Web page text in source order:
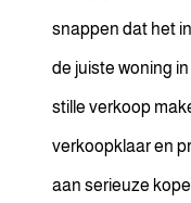
snappen dat het
de juiste woning
stille verkoop
verkoopklaar en
aan serieuze